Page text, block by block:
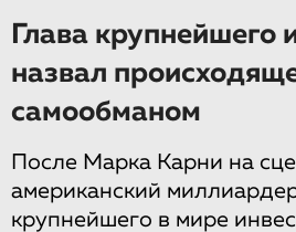
Глава крупнейшего
назвал
самообманом
После Марка Карни на
американский
крупнейшего в мире